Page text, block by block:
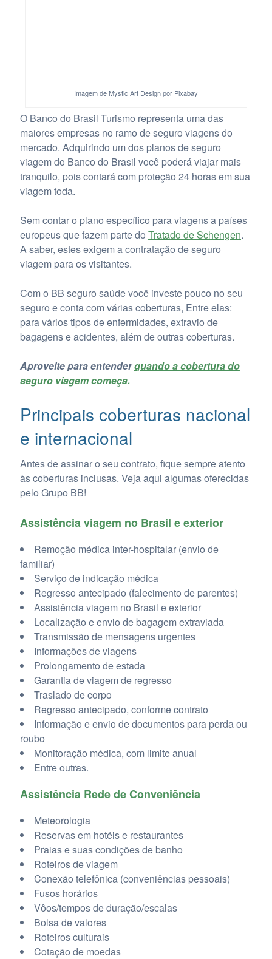
Imagem de Mystic Art Design por Pixabay
O Banco do Brasil Turismo representa uma das
maiores empresas no ramo de seguro viagens do
mercado. Adquirindo um dos planos de seguro
viagem do Banco do Brasil você poderá viajar mais
tranquilo, pois contará com proteção 24 horas em sua
viagem toda.
Sem contar o plano específico para viagens a países
europeus que fazem parte do Tratado de Schengen.
A saber, estes exigem a contratação de seguro
viagem para os visitantes.
Com o BB seguro saúde você investe pouco no seu
seguro e conta com várias coberturas, Entre elas:
para vários tipos de enfermidades, extravio de
bagagens e acidentes, além de outras coberturas.
Aproveite para entenderquando a cobertura do
seguro viagem começa.
Principais coberturas nacional
e internacional
Antes de assinar o seu contrato, fique sempre atento
às coberturas inclusas. Veja aqui algumas oferecidas
pelo Grupo BB!
Assistência viagem no Brasil e exterior
Remoção médica inter-hospitalar (envio de
familiar)
Serviço de indicação médica
Regresso antecipado (falecimento de parentes)
Assistência viagem no Brasil e exterior
Localização e envio de bagagem extraviada
Transmissão de mensagens urgentes
Informações de viagens
Prolongamento de estada
Garantia de viagem de regresso
Traslado de corpo
Regresso antecipado, conforme contrato
Informação e envio de documentos para perda ou
roubo
Monitoração médica, com limite anual
Entre outras.
Assistência Rede de Conveniência
Meteorologia
Reservas em hotéis e restaurantes
Praias e suas condições de banho
Roteiros de viagem
Conexão telefônica (conveniências pessoais)
Fusos horários
Vôos/tempos de duração/escalas
Bolsa de valores
Roteiros culturais
Cotação de moedas